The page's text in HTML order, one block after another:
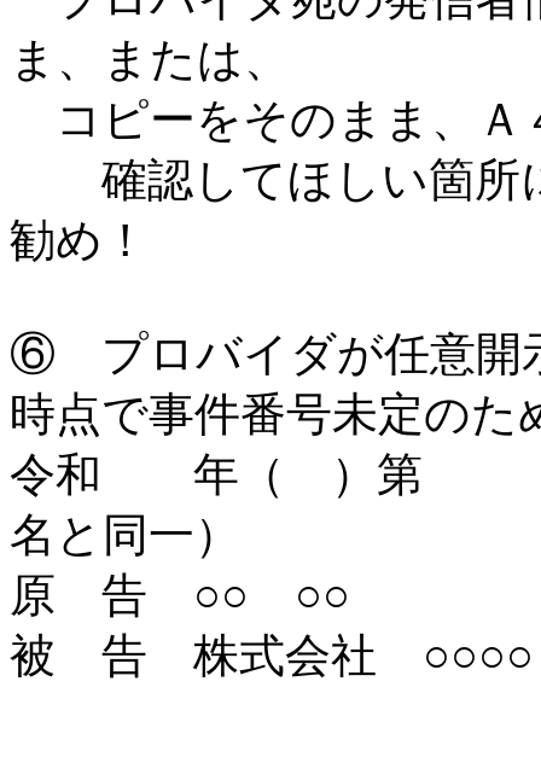
ま、または、
コピーをそのまま、Ａ
確認してほしい箇所
勧め！
⑥ プロバイダが任意開
時点で事件番号未定のた
令和 年（ ）第 号
名と同一）
原 告 ○○ ○○
被 告 株式会社 ○○○○